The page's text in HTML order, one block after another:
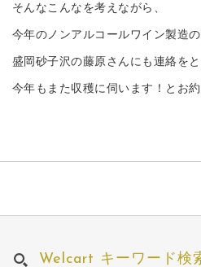
そんなこんなを考えながら、
今年のノンアルコールワイン製造の
盛岡砂子沢の藤原さんにも連絡を
今年もまた収穫に伺います！とお
Welcart キーワード検